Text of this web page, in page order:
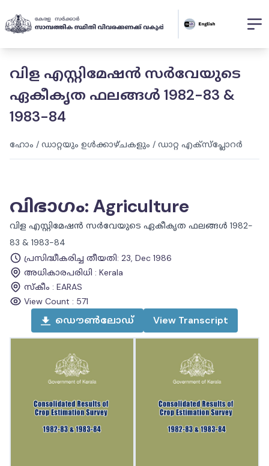
വിള എസ്റ്റിമേഷൻ സർവേയുടെ
ഏകീകൃത ഫലങ്ങൾ 1982-83 &
1983-84
ഹോം / ഡാറ്റയും ഉൾക്കാഴ്ചകളും / ഡാറ്റ എക്സ്പ്ലോറർ
വിഭാഗം: Agriculture
വിള എസ്റ്റിമേഷൻ സർവേയുടെ ഏകീകൃത ഫലങ്ങൾ 1982-
83 & 1983-84
പ്രസിദ്ധീകരിച്ച തീയതി: 23, Dec 1986
അധികാരപരിധി : Kerala
സ്കീം : EARAS
View Count : 571
ഡൌൺലോഡ് View Transcript